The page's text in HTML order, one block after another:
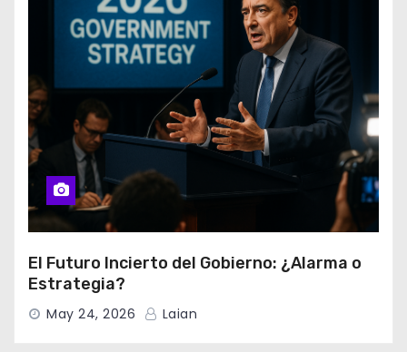
El Futuro Incierto del Gobierno: ¿Alarma o
Estrategia?
May 24, 2026 Laian